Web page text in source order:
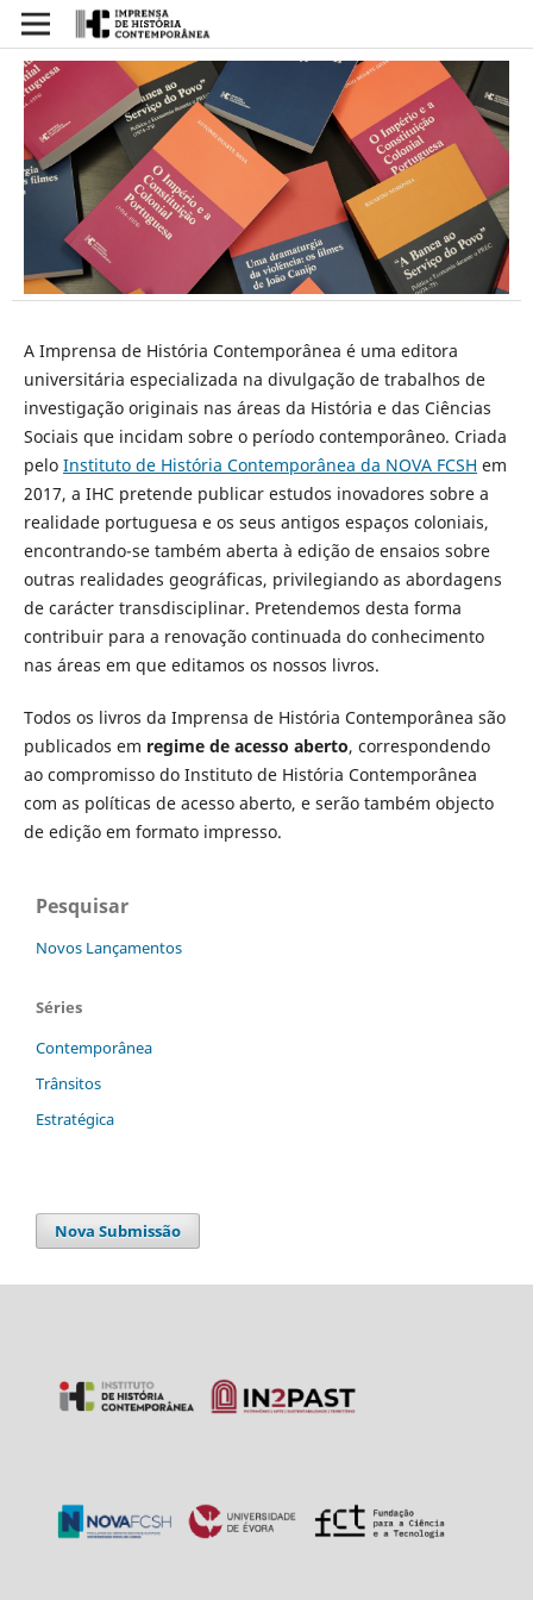
A Imprensa de História Contemporânea é uma editora
universitária especializada na divulgação de trabalhos de
investigação originais nas áreas da História e das Ciências
Sociais que incidam sobre o período contemporâneo. Criada
pelo Instituto de História Contemporânea da NOVA FCSH em
2017, a IHC pretende publicar estudos inovadores sobre a
realidade portuguesa e os seus antigos espaços coloniais,
encontrando-se também aberta à edição de ensaios sobre
outras realidades geográficas, privilegiando as abordagens
de carácter transdisciplinar. Pretendemos desta forma
contribuir para a renovação continuada do conhecimento
nas áreas em que editamos os nossos livros.
Todos os livros da Imprensa de História Contemporânea são
publicados em regime de acesso aberto, correspondendo
ao compromisso do Instituto de História Contemporânea
com as políticas de acesso aberto, e serão também objecto
de edição em formato impresso.
Pesquisar
Novos Lançamentos
Séries
Contemporânea
Trânsitos
Estratégica
Nova Submissão